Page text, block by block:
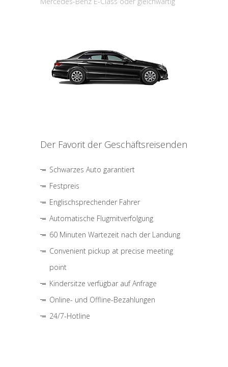
Der Favorit der Geschäftsreisenden
Schwarzes Auto garantiert
Festpreis
Englischsprechender Fahrer
Automatische Flugmitverfolgung
60 Minuten Wartezeit nach der Landung
Convenient pickup at precise meeting
point
Kindersitze verfügbar auf Anfrage
Online- und Offline-Bezahlungen
24/7-Hotline